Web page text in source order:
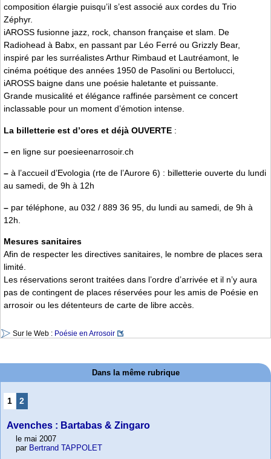
composition élargie puisqu’il s’est associé aux cordes du Trio
Zéphyr.
iAROSS fusionne jazz, rock, chanson française et slam. De
Radiohead à Babx, en passant par Léo Ferré ou Grizzly Bear,
inspiré par les surréalistes Arthur Rimbaud et Lautréamont, le
cinéma poétique des années 1950 de Pasolini ou Bertolucci,
iAROSS baigne dans une poésie haletante et puissante.
Grande musicalité et élégance raffinée parsèment ce concert
inclassable pour un moment d’émotion intense.
La billetterie est d’ores et déjà OUVERTE :
– en ligne sur poesieenarrosoir.ch
– à l’accueil d’Evologia (rte de l’Aurore 6) : billetterie ouverte du lundi
au samedi, de 9h à 12h
– par téléphone, au 032 / 889 36 95, du lundi au samedi, de 9h à
12h.
Mesures sanitaires
Afin de respecter les directives sanitaires, le nombre de places sera
limité.
Les réservations seront traitées dans l’ordre d’arrivée et il n’y aura
pas de contingent de places réservées pour les amis de Poésie en
arrosoir ou les détenteurs de carte de libre accès.
Sur le Web : Poésie en Arrosoir
Dans la même rubrique
1 2
Avenches : Bartabas & Zingaro
le mai 2007
par Bertrand TAPPOLET